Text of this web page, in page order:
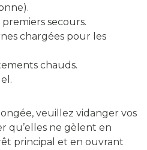
secours.
chargées pour les
chauds.
veuillez vidanger vos
qu’elles ne gèlent en
principal et en ouvrant